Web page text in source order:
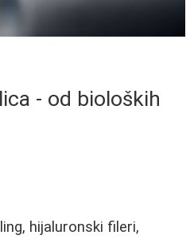
- od bioloških
hijaluronski fileri,